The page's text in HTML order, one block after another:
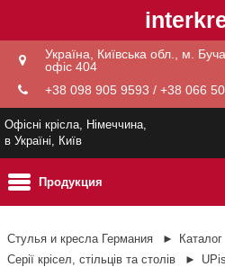
Україна, Київська обл., м.
офіс 404
+38 098 905 9593 / +38 066
Офісні крісла, Німеччина,
в Україні, Київ
Продукция
Стулья и кресла Германия
Каталог
Серії крісел, стільців та столів